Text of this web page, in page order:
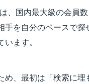
、国内最大級の会員
手を自分のペースで探
ます。
め、最初は「検索に埋